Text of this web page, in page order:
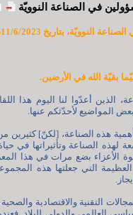
في الصناعة النوويّة
بتاريخ 11/6/2023م.
بقيّة الله في الأرضين.
الذين أعدّوا لنا اليوم هذا
هذه الصناعة، [لكنّ] كثيرين
لهذه الصناعة وتأثيراتها في
الأعزاء بضع مرات في هذا
التي جعلتها هذه
التقنية والاقتصادية والصحية